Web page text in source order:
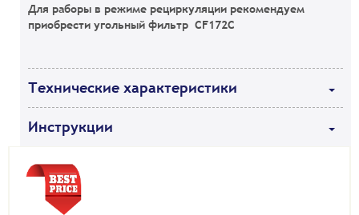
Для раборы в режиме рециркуляции рекомендуем
приобрести угольный фильтр CF172C
Технические характеристики
Инструкции